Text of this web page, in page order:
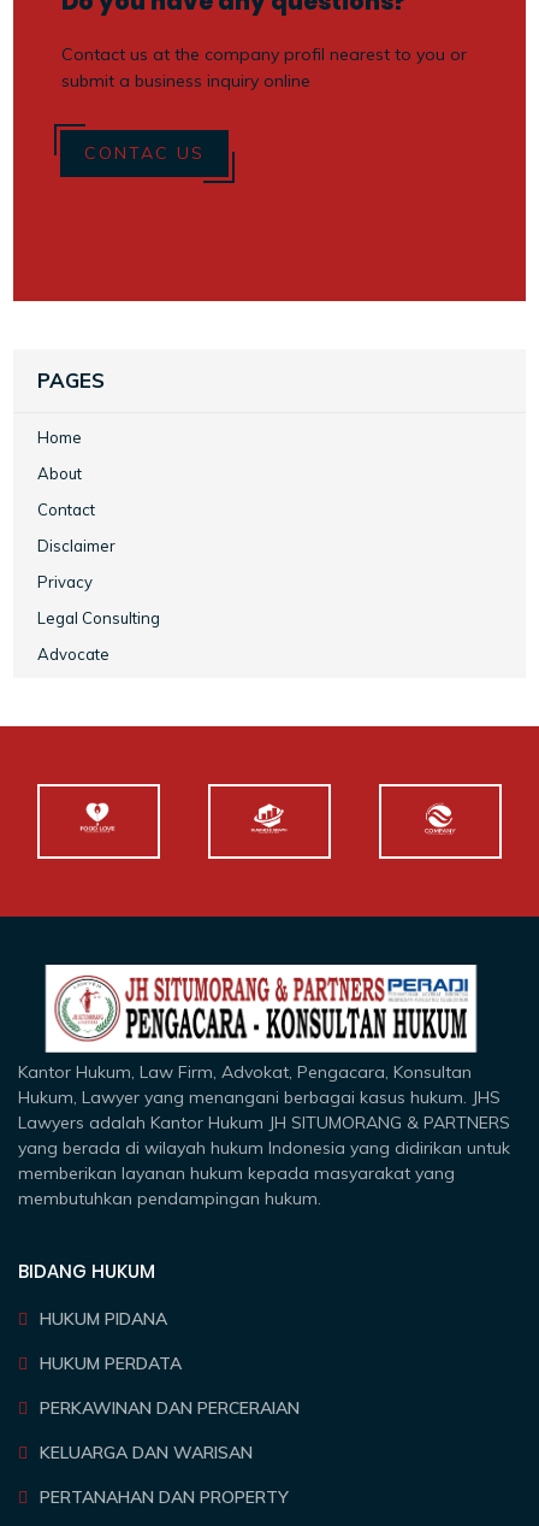
Contact us at the company profil nearest to you or
submit a business inquiry online
CONTAC US
PAGES
Home
About
Contact
Disclaimer
Privacy
Legal Consulting
Advocate
Kantor Hukum, Law Firm, Advokat, Pengacara, Konsultan
Hukum, Lawyer yang menangani berbagai kasus hukum. JHS
Lawyers adalah Kantor Hukum JH SITUMORANG & PARTNERS
yang berada di wilayah hukum Indonesia yang didirikan untuk
memberikan layanan hukum kepada masyarakat yang
membutuhkan pendampingan hukum.
BIDANG HUKUM
HUKUM PIDANA
HUKUM PERDATA
PERKAWINAN DAN PERCERAIAN
KELUARGA DAN WARISAN
PERTANAHAN DAN PROPERTY